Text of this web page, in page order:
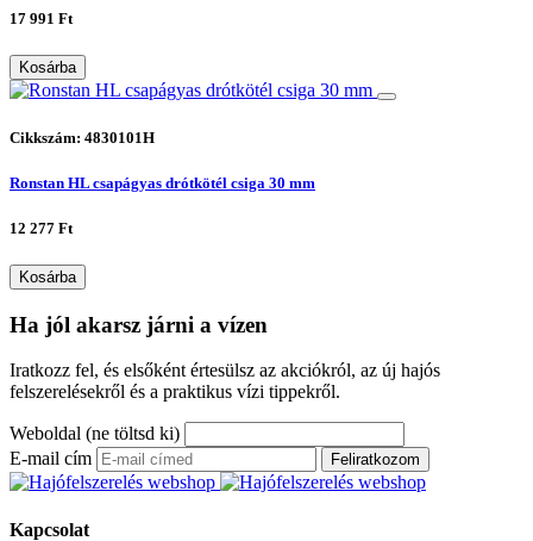
17 991 Ft
Kosárba
Cikkszám: 4830101H
Ronstan HL csapágyas drótkötél csiga 30 mm
12 277 Ft
Kosárba
Ha jól akarsz járni a vízen
Iratkozz fel, és elsőként értesülsz az akciókról, az új hajós
felszerelésekről és a praktikus vízi tippekről.
Weboldal (ne töltsd ki)
E-mail cím
Feliratkozom
Kapcsolat